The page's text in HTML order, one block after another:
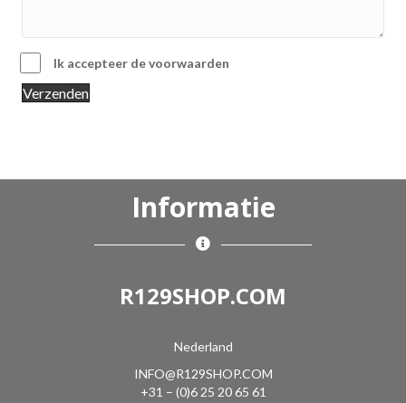
Ik accepteer de voorwaarden
Verzenden
Informatie
R129SHOP.COM
Nederland
INFO@R129SHOP.COM
+31 – (0)6 25 20 65 61